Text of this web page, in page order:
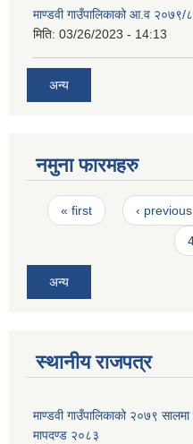
माण्डवी गाउँपालिकाको आ.व २०७९/
मिति: 03/26/2023 - 14:13
अन्य
नमुना फारमहरु
Pages
« first ‹ previous
अन्य
स्थानीय राजपत्र
माण्डवी गाउँपालिकाको २०७९ सालमा
मापदण्ड २०८३